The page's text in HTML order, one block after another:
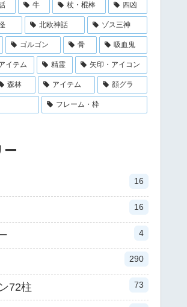
牛 杖・棍棒 四凶
北欧神話 ゾス三神
ゴルゴン 骨 吸血鬼
イテム 精霊 矢印・アイコン
森林 アイテム 顔グラ
フレーム・枠
ー
16
16
4
290
72柱 73